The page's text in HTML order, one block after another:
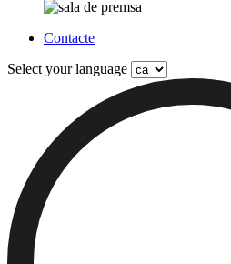
Contacte
Select your language